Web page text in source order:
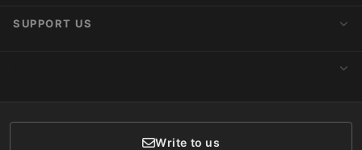
About AnimaNaturalis
SUPPORT US
Donor Care
Write to us